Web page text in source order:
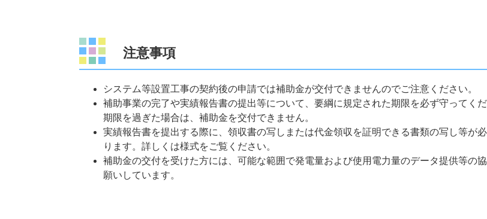
注意事項
システム等設置工事の契約後の申請では補助金が交付できませんのでご注意ください。
補助事業の完了や実績報告書の提出等について、要綱に規定された期限を必ず守ってくだ
期限を過ぎた場合は、補助金を交付できません。
実績報告書を提出する際に、領収書の写しまたは代金領収を証明できる書類の写し等が
ります。詳しくは様式をご覧ください。
補助金の交付を受けた方には、可能な範囲で発電量および使用電力量のデータ提供等の
願いしています。